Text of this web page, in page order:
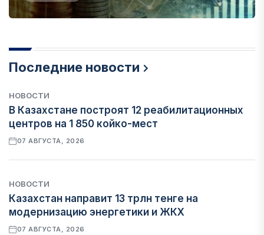
Последние новости
НОВОСТИ
В Казахстане построят 12 реабилитационных
центров на 1 850 койко-мест
07 АВГУСТА, 2026
НОВОСТИ
Казахстан направит 13 трлн тенге на
модернизацию энергетики и ЖКХ
07 АВГУСТА, 2026